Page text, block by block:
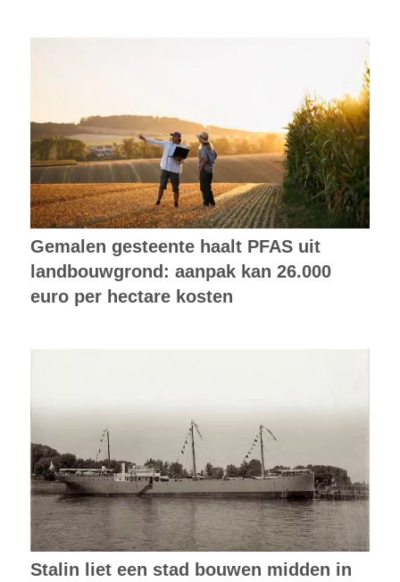
Gemalen gesteente haalt PFAS uit
landbouwgrond: aanpak kan 26.000
euro per hectare kosten
Stalin liet een stad bouwen midden in